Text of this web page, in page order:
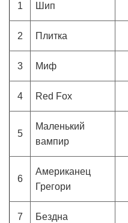
1 Шип
2 Плитка
3 Миф
4 Red Fox
5
Маленький
вампир
6
Американец
Грегори
7 Бездна